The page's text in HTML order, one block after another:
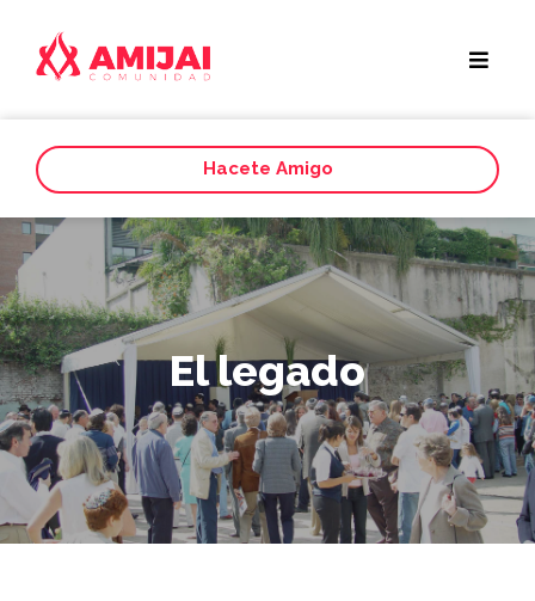
Hacete Amigo
El legado